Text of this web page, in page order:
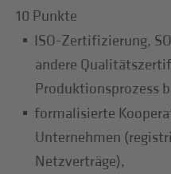
10 Punkte
ISO-Zertifizierung,
andere
Produktionsprozess
formalisierte
Unternehmen
Netzverträge),